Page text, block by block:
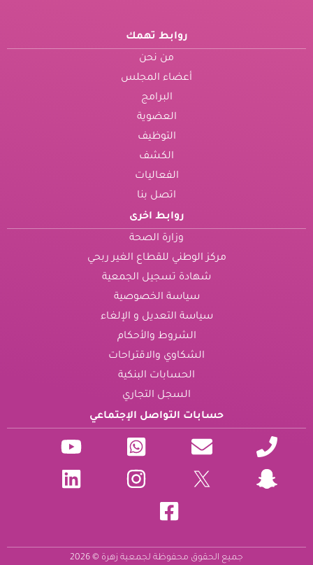
روابط تهمك
من نحن
أعضاء المجلس
البرامج
العضوية
التوظيف
الكشف
الفعاليات
اتصل بنا
روابط اخرى
وزارة الصحة
مركز الوطني للقطاع الغير ربحي
شهادة تسجيل الجمعية
سياسة الخصوصية
سياسة التعديل و الإلغاء
الشروط والأحكام
الشكاوي والاقتراحات
الحسابات البنكية
السجل التجاري
حسابات التواصل الإجتماعي
جميع الحقوق محفوظة لجمعية زهرة © 2026